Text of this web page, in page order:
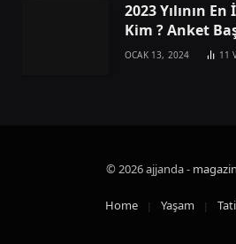
2023 Yılının
Kim ? Anket
OCAK 13, 2024 11
© 2026 ajjanda -
Home Yaşam